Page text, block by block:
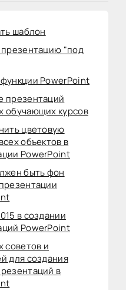
шаблон
презентацию "под
PowerPoint
презентаций
обучающих курсов
цветовую
объектов в
PowerPoint
быть фон
в создании
PowerPoint
советов и
для создания
в